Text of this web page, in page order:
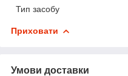
Тип засобу
Приховати
Умови доставки